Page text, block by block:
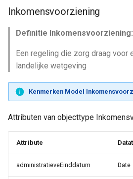
Inkomensvoorziening
Definitie Inkomensvoorziening:
Een regeling die zorg draag voor
landelijke wetgeving
Kenmerken Model
Attributen van objecttype
Attribute
administratieveEinddatum Date